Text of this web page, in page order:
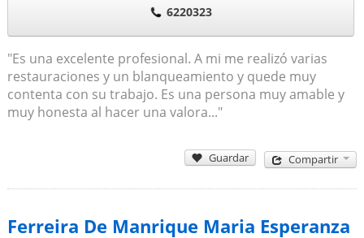
6220323
"Es una excelente profesional. A mi me realizó varias
restauraciones y un blanqueamiento y quede muy
contenta con su trabajo. Es una persona muy amable y
muy honesta al hacer una valora..."
Guardar Compartir
Ferreira De Manrique Maria Esperanza